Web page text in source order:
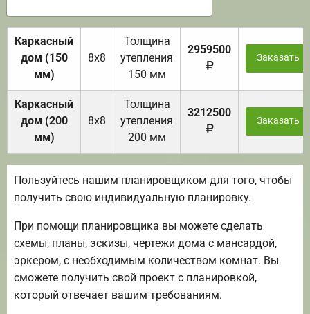
Каркасный
дом (150
мм)
8х8
Толщина
утепления
150 мм
2959500
Заказать
Каркасный
дом (200
мм)
8х8
Толщина
утепления
200 мм
3212500
Заказать
Пользуйтесь нашим планировщиком для того, чтобы
получить свою индивидуальную планировку.
При помощи планировщика вы можете сделать
схемы, планы, эскизы, чертежи дома с мансардой,
эркером, с необходимым количеством комнат. Вы
сможете получить свой проект с планировкой,
который отвечает вашим требованиям.